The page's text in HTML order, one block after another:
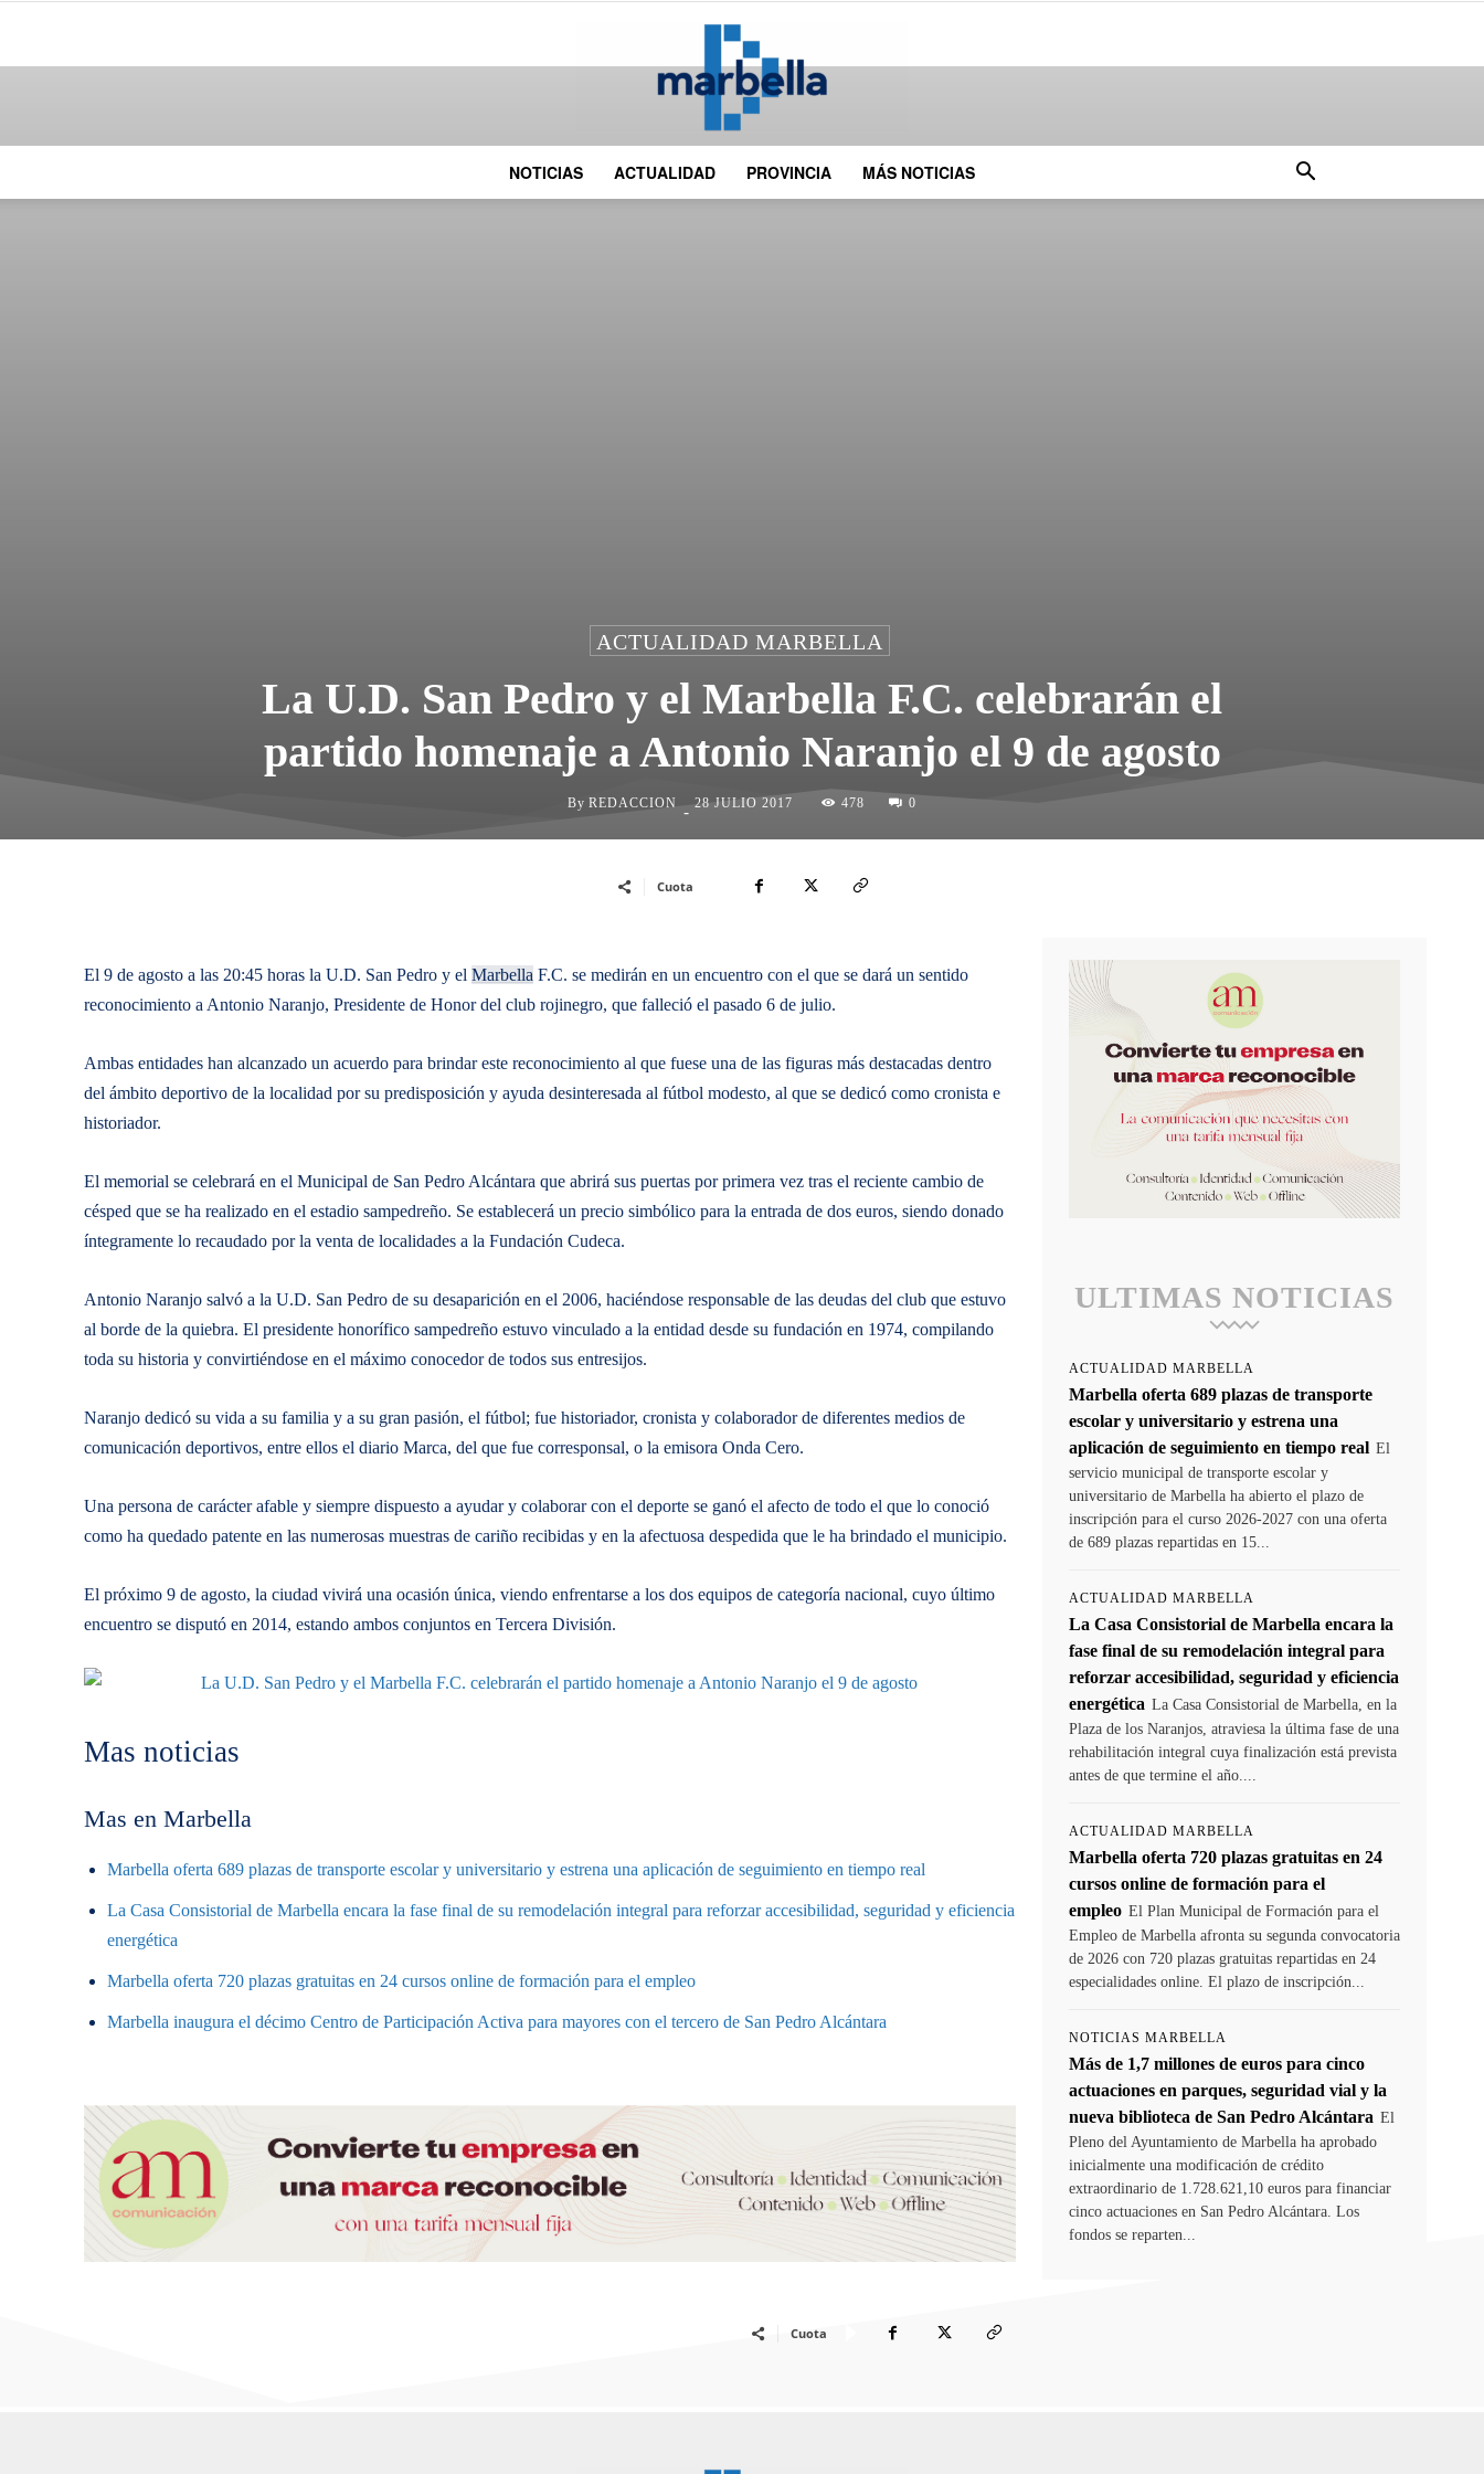
DMarbella
NOTICIAS ACTUALIDAD PROVINCIA MÁS NOTICIAS
ACTUALIDAD MARBELLA
La U.D. San Pedro y el Marbella F.C. celebrarán el
partido homenaje a Antonio Naranjo el 9 de agosto
By REDACCION - 28 JULIO 2017 478 0
Cuota
El 9 de agosto a las 20:45 horas la U.D. San Pedro y el Marbella F.C. se medirán en un encuentro con el que se dará un sentido
reconocimiento a Antonio Naranjo, Presidente de Honor del club rojinegro, que falleció el pasado 6 de julio.
Ambas entidades han alcanzado un acuerdo para brindar este reconocimiento al que fuese una de las figuras más destacadas dentro
del ámbito deportivo de la localidad por su predisposición y ayuda desinteresada al fútbol modesto, al que se dedicó como cronista e
historiador.
El memorial se celebrará en el Municipal de San Pedro Alcántara que abrirá sus puertas por primera vez tras el reciente cambio de
césped que se ha realizado en el estadio sampedreño. Se establecerá un precio simbólico para la entrada de dos euros, siendo donado
íntegramente lo recaudado por la venta de localidades a la Fundación Cudeca.
Antonio Naranjo salvó a la U.D. San Pedro de su desaparición en el 2006, haciéndose responsable de las deudas del club que estuvo
al borde de la quiebra. El presidente honorífico sampedreño estuvo vinculado a la entidad desde su fundación en 1974, compilando
toda su historia y convirtiéndose en el máximo conocedor de todos sus entresijos.
Naranjo dedicó su vida a su familia y a su gran pasión, el fútbol; fue historiador, cronista y colaborador de diferentes medios de
comunicación deportivos, entre ellos el diario Marca, del que fue corresponsal, o la emisora Onda Cero.
Una persona de carácter afable y siempre dispuesto a ayudar y colaborar con el deporte se ganó el afecto de todo el que lo conoció
como ha quedado patente en las numerosas muestras de cariño recibidas y en la afectuosa despedida que le ha brindado el municipio.
El próximo 9 de agosto, la ciudad vivirá una ocasión única, viendo enfrentarse a los dos equipos de categoría nacional, cuyo último
encuentro se disputó en 2014, estando ambos conjuntos en Tercera División.
Mas noticias
Mas en Marbella
Marbella oferta 689 plazas de transporte escolar y universitario y estrena una aplicación de seguimiento en tiempo real
La Casa Consistorial de Marbella encara la fase final de su remodelación integral para reforzar accesibilidad, seguridad y eficiencia
energética
Marbella oferta 720 plazas gratuitas en 24 cursos online de formación para el empleo
Marbella inaugura el décimo Centro de Participación Activa para mayores con el tercero de San Pedro Alcántara
Cuota
ULTIMAS NOTICIAS
ACTUALIDAD MARBELLA
Marbella oferta 689 plazas de transporte
escolar y universitario y estrena una
aplicación de seguimiento en tiempo real El
servicio municipal de transporte escolar y
universitario de Marbella ha abierto el plazo de
inscripción para el curso 2026-2027 con una oferta
de 689 plazas repartidas en 15...
ACTUALIDAD MARBELLA
La Casa Consistorial de Marbella encara la
fase final de su remodelación integral para
reforzar accesibilidad, seguridad y eficiencia
energética La Casa Consistorial de Marbella, en la
Plaza de los Naranjos, atraviesa la última fase de una
rehabilitación integral cuya finalización está prevista
antes de que termine el año....
ACTUALIDAD MARBELLA
Marbella oferta 720 plazas gratuitas en 24
cursos online de formación para el
empleo El Plan Municipal de Formación para el
Empleo de Marbella afronta su segunda convocatoria
de 2026 con 720 plazas gratuitas repartidas en 24
especialidades online. El plazo de inscripción...
NOTICIAS MARBELLA
Más de 1,7 millones de euros para cinco
actuaciones en parques, seguridad vial y la
nueva biblioteca de San Pedro Alcántara El
Pleno del Ayuntamiento de Marbella ha aprobado
inicialmente una modificación de crédito
extraordinario de 1.728.621,10 euros para financiar
cinco actuaciones en San Pedro Alcántara. Los
fondos se reparten...